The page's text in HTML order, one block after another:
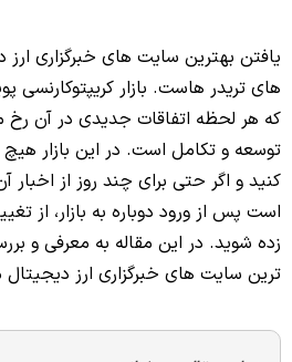
یافتن بهترین سایت های خبرگزاری
های تریدر هاست. بازار کریپتوکارنسی
که هر لحظه اتفاقات جدیدی در آن
توسعه و تکامل است. در این بازار
کنید و اگر حتی برای چند روز از
است پس از ورود دوباره به بازار، از
زده شوید. در این مقاله به معرفی و
ترین سایت های خبرگزاری ارز دیجیتال